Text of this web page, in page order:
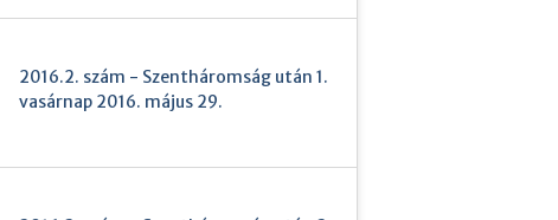
2016.2. szám - Szentháromság után 1.
vasárnap 2016. május 29.